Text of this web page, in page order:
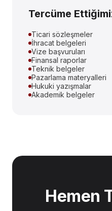
Tercüme
Ticari sözleşmeler
İhracat belgeleri
Vize başvuruları
Finansal raporlar
Teknik belgeler
Pazarlama materyalleri
Hukuki yazışmalar
Akademik belgeler
Hemen